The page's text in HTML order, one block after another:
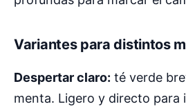
Variantes para distintos
Despertar claro: té verde
menta. Ligero y directo para